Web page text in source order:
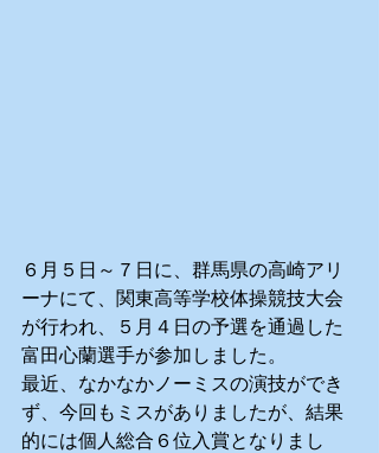
６月５日～７日に、群馬県の高崎アリ
ーナにて、関東高等学校体操競技大会
が行われ、５月４日の予選を通過した
富田心蘭選手が参加しました。
最近、なかなかノーミスの演技ができ
ず、今回もミスがありましたが、結果
的には個人総合６位入賞となりまし